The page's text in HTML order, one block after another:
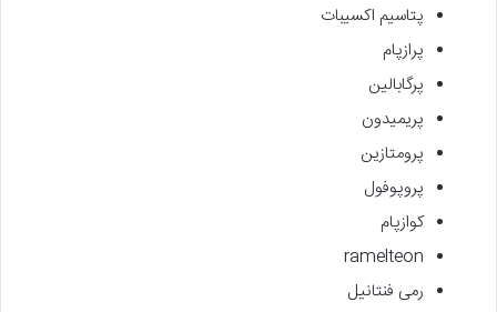
پتاسیم اکسیبات
پرازپام
پرگابالین
پریمیدون
پرومتازین
پروپوفول
کوازپام
ramelteon
رمی فنتانیل